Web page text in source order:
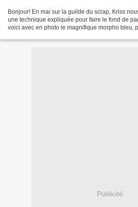
Bonjour! En mai sur la guilde du scrap, Kriss
une technique expliquée pour faire le fond de
voici avec en photo le magnifique morpho bleu,
Publicité